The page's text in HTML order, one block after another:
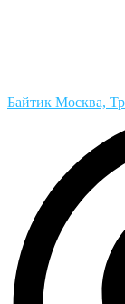
Байтик Москва,